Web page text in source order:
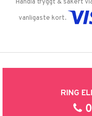
Handla tryggt & säkert
vanligaste kort.
RING